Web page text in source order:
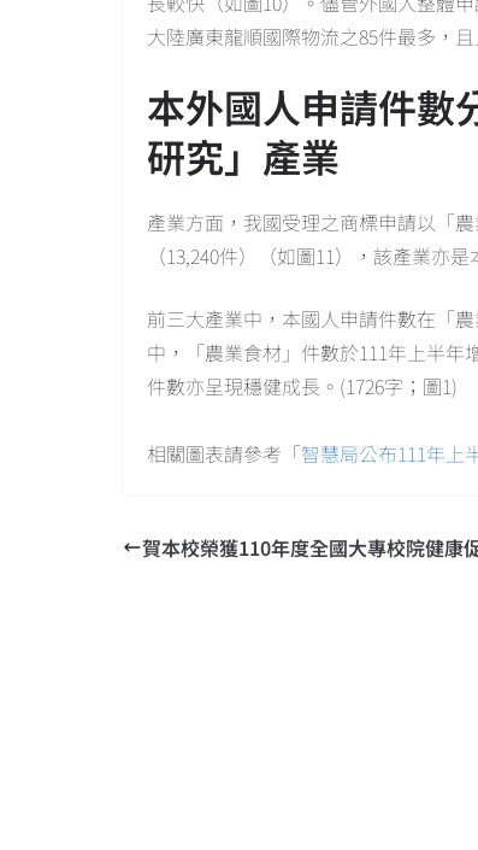
大陸廣東龍順國際物流之85件最多，
本外國人申請件數
研究」產業
產業方面，我國受理之商標申請以「
（13,240件）（如圖11），該產業亦
前三大產業中，本國人申請件數在「
中，「農業食材」件數於111年上半年
件數亦呈現穩健成長。(1726字；圖1)
相關圖表請參考「智慧局公布111年上
賀本校榮獲110年度全國大專校院健康